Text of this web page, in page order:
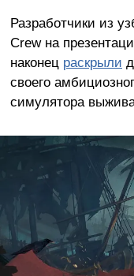
Разработчики из
Crew на
наконец раскрыли
своего
симулятора